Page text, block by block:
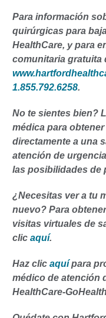
Para información
quirúrgicas para
HealthCare, y para
comunitaria gratuita
1.855.792.6258.
No te sientes bien?
médica para
directamente a una
atención de
las posibilidades de
¿Necesitas ver a tu
nuevo? Para
visitas virtuales de
clic aquí.
Haz clic aquí para
médico de atención
HealthCare-